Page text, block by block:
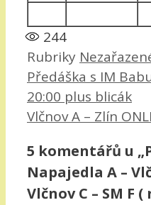
244
Rubriky
Předáška s IM
20:00 plus blicák
Vlčnov A – Zlín
5 komentářů u
Napajedla A –
Vlčnov C – SM F (